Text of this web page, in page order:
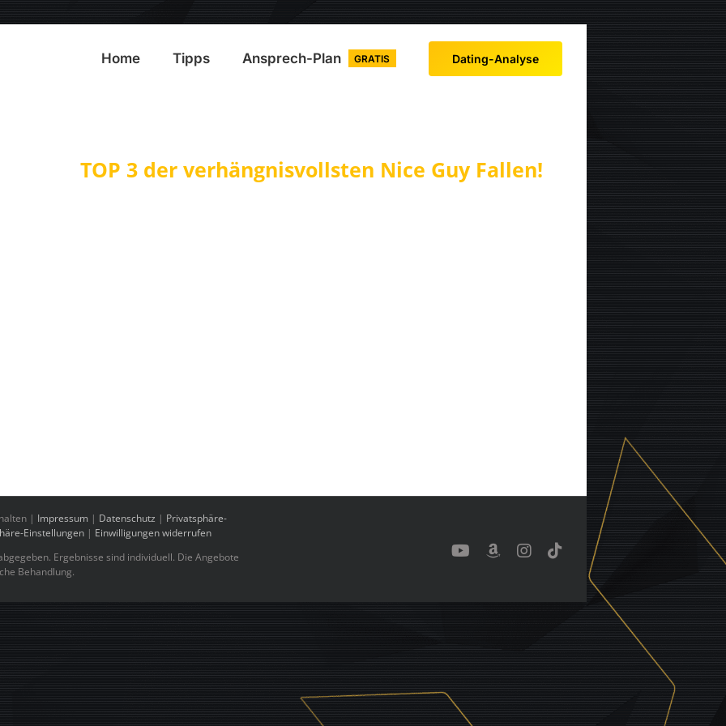
Home Tipps Ansprech-Plan GRATIS Dating-Analyse
TOP 3 der verhängnisvollsten Nice Guy Fallen!
| Impressum | Datenschutz | Privatsphäre-
Einstellungen | Einwilligungen widerrufen
Ergebnisse sind individuell. Die Angebote
Behandlung.
YouTubeBenutzerdefiniert
Instagram
Tiktok